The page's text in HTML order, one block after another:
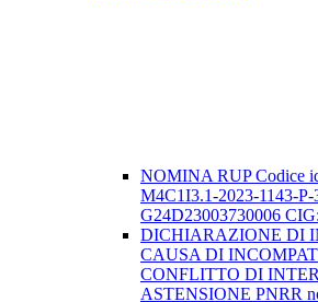
NOMINA RUP Codice
M4C1I3.1-2023-1143-
G24D23003730006
DICHIARAZIONE DI
CAUSA DI
CONFLITTO DI
ASTENSIONE PNRR